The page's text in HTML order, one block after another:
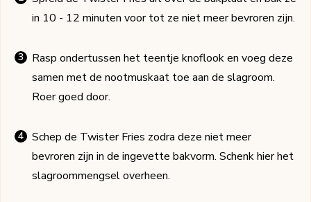
in 10 - 12 minuten voor tot ze niet meer bevroren zijn.
Rasp ondertussen het teentje knoflook en voeg deze
samen met de nootmuskaat toe aan de slagroom.
Roer goed door.
Schep de Twister Fries zodra deze niet meer
bevroren zijn in de ingevette bakvorm. Schenk hier het
slagroommengsel overheen.